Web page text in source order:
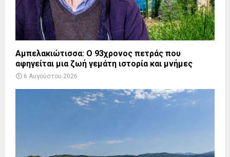
Αμπελακιώτισσα: Ο 93χρονος πετράς που
αφηγείται μια ζωή γεμάτη ιστορία και μνήμες
6 Αυγούστου 2026